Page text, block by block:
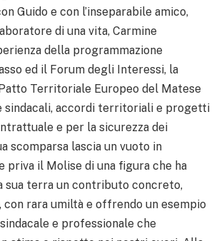
Guido e con l’inseparabile amico,
di una vita, Carmine
della programmazione
ed il Forum degli Interessi, la
Territoriale Europeo del Matese
sindacali, accordi territoriali e progetti
e per la sicurezza dei
scomparsa lascia un vuoto in
priva il Molise di una figura che ha
sua terra un contributo concreto,
rara umiltà e offrendo un esempio
e professionale che